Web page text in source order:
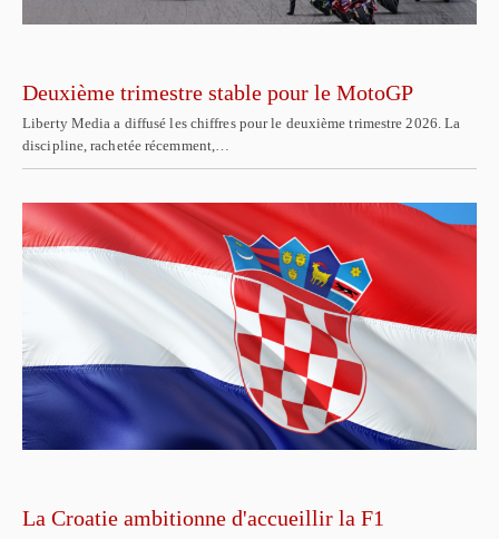
Deuxième trimestre stable pour le MotoGP
Liberty Media a diffusé les chiffres pour le deuxième trimestre 2026. La
discipline, rachetée récemment,…
La Croatie ambitionne d'accueillir la F1